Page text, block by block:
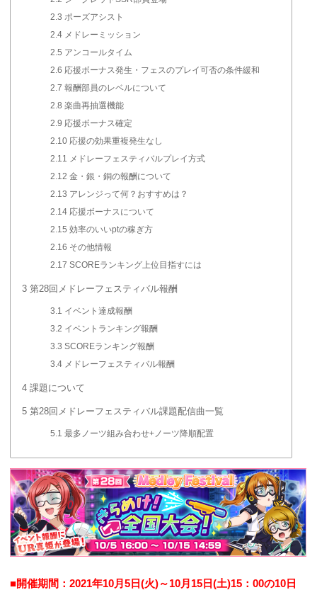
2.3 ポーズアシスト
2.4メドレーミッション
2.5 アンコールタイム
2.6 応援ボーナス発生・フェスのプレイ可否の条件緩和
2.7 報酬部員のレベルについて
2.8 楽曲再抽選機能
2.9 応援ボーナス確定
2.10応援の効果重複発生なし
2.11 メドレーフェスティバルプレイ方式
2.12 金・銀・銅の報酬について
2.13 アレンジって何？おすすめは？
2.14応援ボーナスについて
2.15 効率のいいptの稼ぎ方
2.16 その他情報
2.17 SCOREランキング上位目指すには
3 第28回メドレーフェスティバル報酬
3.1 イベント達成報酬
3.2 イベントランキング報酬
3.3 SCOREランキング報酬
3.4メドレーフェスティバル報酬
4 課題について
5 第28回メドレーフェスティバル課題配信曲一覧
5.1 最多ノーツ組み合わせ+ノーツ降順配置
■開催期間：2021年10月5日(火)～10月15日(土)15：00の10日